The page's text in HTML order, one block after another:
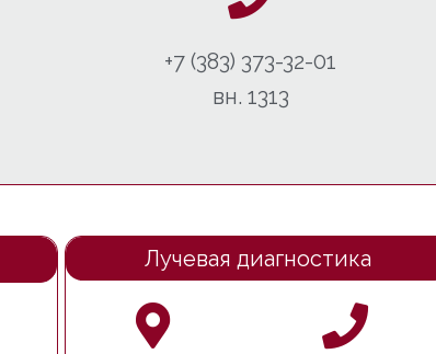
+7 (383) 373-32-01
вн. 1313
Лучевая диагностика